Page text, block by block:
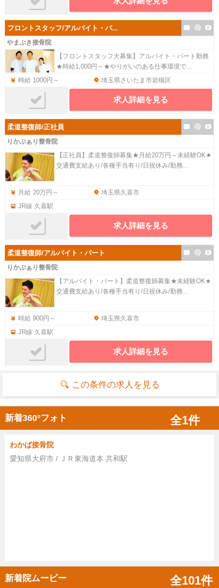
フロントスタッフ/アルバイト・パ...
やまぶき接骨院
【フロントスタッフ大募集】アルバイト・パート勤務
★時給1,000円～★やりがいのある仕事環境で...
時給 1000円～
埼玉県さいたま市岩槻区
求人詳細を見る
柔道整復師/正社員
りかぶぁり整骨院
【正社員】柔道整復師募集★月給20万円～未経験OK★
交通費支給あり/各種手当有り/日祝休み/勤務...
月給 20万円～
埼玉県久喜市
JR線 久喜駅
求人詳細を見る
柔道整復師/アルバイト・パート
りかぶぁり整骨院
【アルバイト・パート】柔道整復師募集★未経験OK★
交通費支給あり/各種手当有り/日祝休み/勤務...
時給 900円～
埼玉県久喜市
JR線 久喜駅
求人詳細を見る
この条件の求人を見る
新着360°フォト 全1件
わかば接骨院
愛知県大府市 / ＪＲ東海道本 共和駅
新着院ムービー 全101件